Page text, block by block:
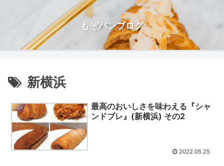
もぞパンブログ
新横浜
パン
最高のおいしさを味わえる『シャ
ンドブレ』(新横浜) その2
2022.05.25